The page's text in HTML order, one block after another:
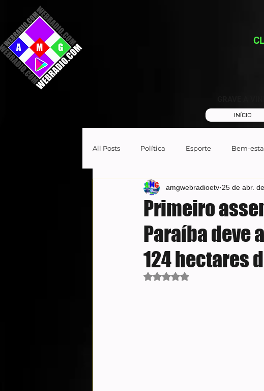
GRAVE A
INÍCIO
All Posts Política Esporte Bem-
Primeiro
Paraíba deve
124 hectares
amgwebradioetv 25 de abr.
Avaliado com NaN de 5